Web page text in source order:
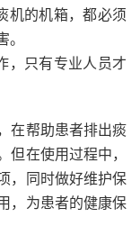
机的机箱，都必须
，只有专业人员才
在帮助患者排出痰
在使用过程中，
，同时做好维护保
，为患者的健康保